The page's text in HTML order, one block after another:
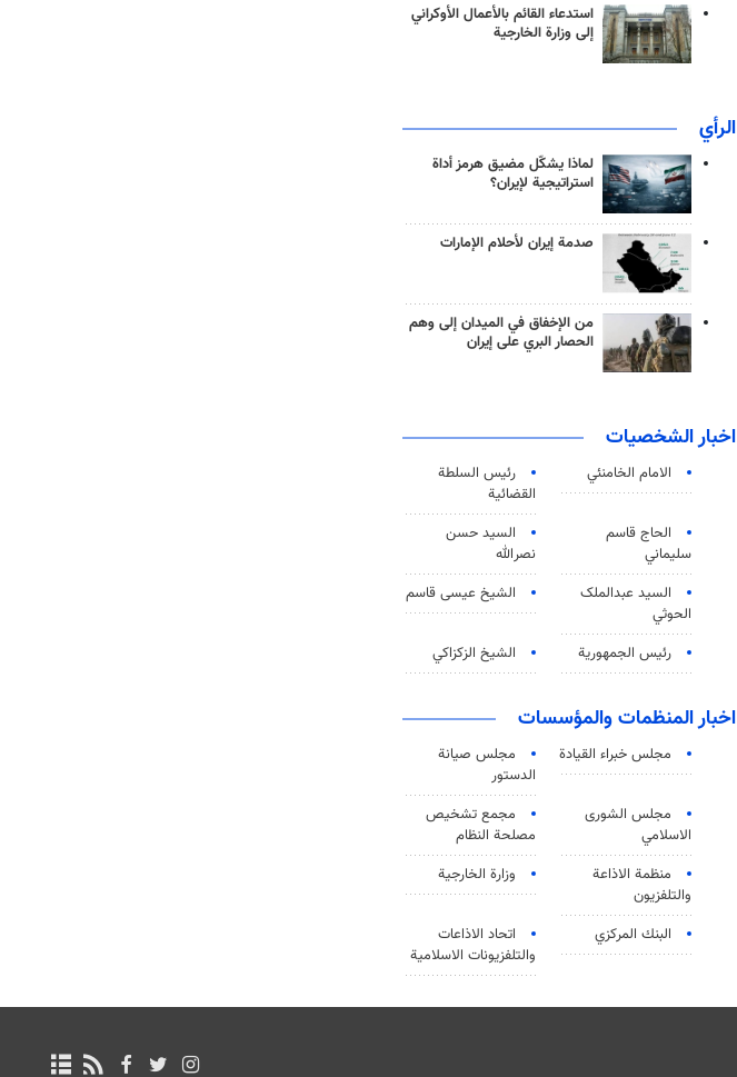
استدعاء القائم بالأعمال الأوكراني
إلى وزارة الخارجية
الرأي
لماذا يشكّل مضيق هرمز أداة
استراتيجية لإيران؟
صدمة إيران لأحلام الإمارات
من الإخفاق في الميدان إلى وهم
الحصار البري على إيران
اخبار الشخصيات
الامام الخامنئي
رئیس السلطة
القضائیة
الحاج قاسم
سليماني
السيد حسن
نصرالله
السید عبدالملک
الحوثي
الشيخ عيسى قاسم
رئيس الجمهورية الشيخ الزكزاكي
اخبار المنظمات والمؤسسات
مجلس خبراء القيادة
مجلس صيانة
الدستور
مجلس الشورى
الاسلامي
مجمع تشخيص
مصلحة النظام
منظمة الاذاعة
والتلفزیون
وزارة الخارجية
البنك المركزي
اتحاد الاذاعات
والتلفزيونات الاسلامية